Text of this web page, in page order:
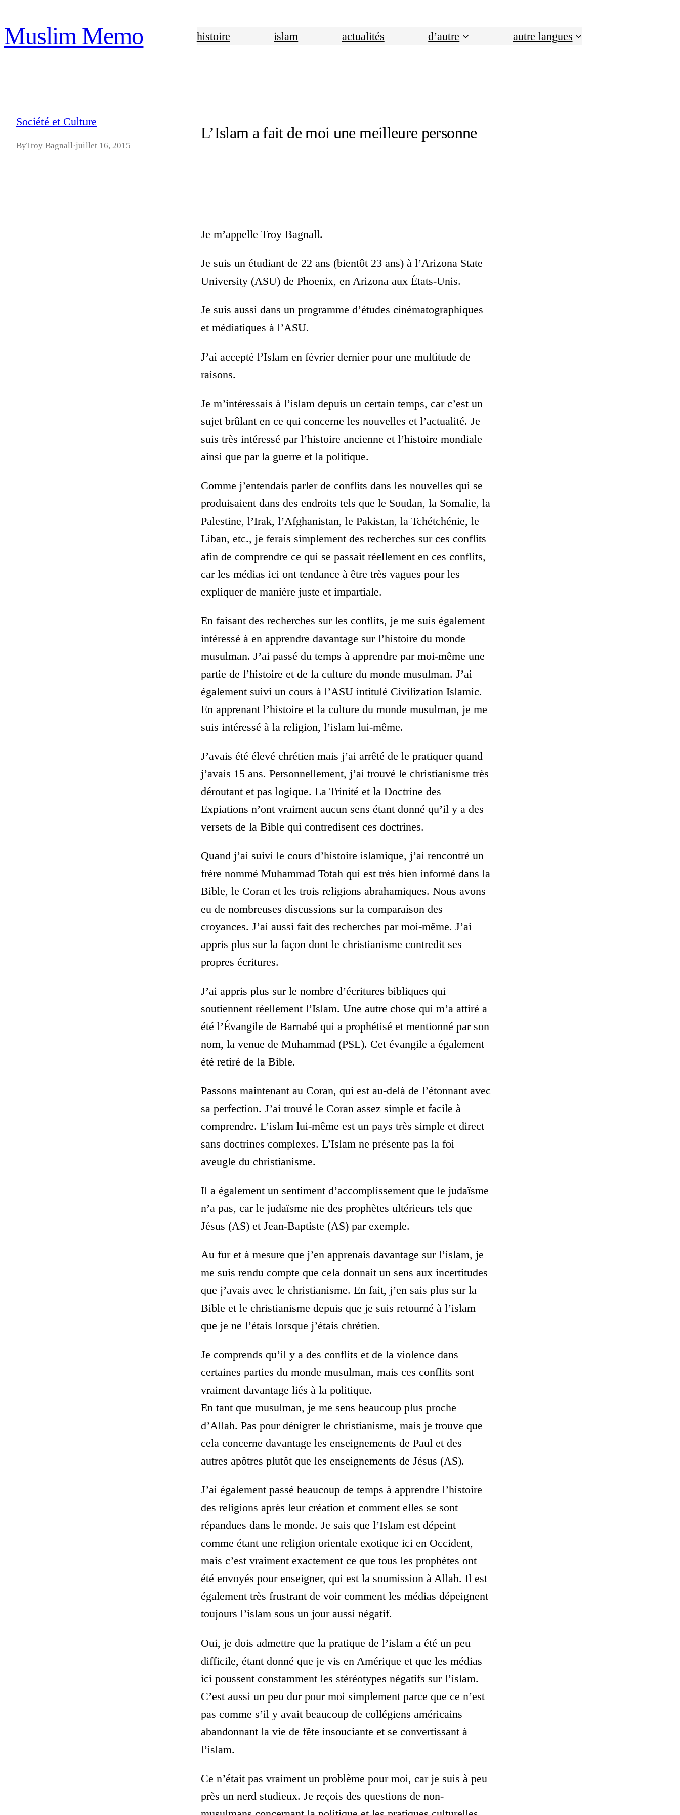
au
contenu
Muslim Memo histoire islam actualités d’autre autre langues
Société et Culture
ByTroy Bagnall·juillet 16, 2015
L’Islam a fait de moi une meilleure personne
Je m’appelle Troy Bagnall.
Je suis un étudiant de 22 ans (bientôt 23 ans) à l’Arizona State
University (ASU) de Phoenix, en Arizona aux États-Unis.
Je suis aussi dans un programme d’études cinématographiques
et médiatiques à l’ASU.
J’ai accepté l’Islam en février dernier pour une multitude de
raisons.
Je m’intéressais à l’islam depuis un certain temps, car c’est un
sujet brûlant en ce qui concerne les nouvelles et l’actualité. Je
suis très intéressé par l’histoire ancienne et l’histoire mondiale
ainsi que par la guerre et la politique.
Comme j’entendais parler de conflits dans les nouvelles qui se
produisaient dans des endroits tels que le Soudan, la Somalie, la
Palestine, l’Irak, l’Afghanistan, le Pakistan, la Tchétchénie, le
Liban, etc., je ferais simplement des recherches sur ces conflits
afin de comprendre ce qui se passait réellement en ces conflits,
car les médias ici ont tendance à être très vagues pour les
expliquer de manière juste et impartiale.
En faisant des recherches sur les conflits, je me suis également
intéressé à en apprendre davantage sur l’histoire du monde
musulman. J’ai passé du temps à apprendre par moi-même une
partie de l’histoire et de la culture du monde musulman. J’ai
également suivi un cours à l’ASU intitulé Civilization Islamic.
En apprenant l’histoire et la culture du monde musulman, je me
suis intéressé à la religion, l’islam lui-même.
J’avais été élevé chrétien mais j’ai arrêté de le pratiquer quand
j’avais 15 ans. Personnellement, j’ai trouvé le christianisme très
déroutant et pas logique. La Trinité et la Doctrine des
Expiations n’ont vraiment aucun sens étant donné qu’il y a des
versets de la Bible qui contredisent ces doctrines.
Quand j’ai suivi le cours d’histoire islamique, j’ai rencontré un
frère nommé Muhammad Totah qui est très bien informé dans la
Bible, le Coran et les trois religions abrahamiques. Nous avons
eu de nombreuses discussions sur la comparaison des
croyances. J’ai aussi fait des recherches par moi-même. J’ai
appris plus sur la façon dont le christianisme contredit ses
propres écritures.
J’ai appris plus sur le nombre d’écritures bibliques qui
soutiennent réellement l’Islam. Une autre chose qui m’a attiré a
été l’Évangile de Barnabé qui a prophétisé et mentionné par son
nom, la venue de Muhammad (PSL). Cet évangile a également
été retiré de la Bible.
Passons maintenant au Coran, qui est au-delà de l’étonnant avec
sa perfection. J’ai trouvé le Coran assez simple et facile à
comprendre. L’islam lui-même est un pays très simple et direct
sans doctrines complexes. L’Islam ne présente pas la foi
aveugle du christianisme.
Il a également un sentiment d’accomplissement que le judaïsme
n’a pas, car le judaïsme nie des prophètes ultérieurs tels que
Jésus (AS) et Jean-Baptiste (AS) par exemple.
Au fur et à mesure que j’en apprenais davantage sur l’islam, je
me suis rendu compte que cela donnait un sens aux incertitudes
que j’avais avec le christianisme. En fait, j’en sais plus sur la
Bible et le christianisme depuis que je suis retourné à l’islam
que je ne l’étais lorsque j’étais chrétien.
Je comprends qu’il y a des conflits et de la violence dans
certaines parties du monde musulman, mais ces conflits sont
vraiment davantage liés à la politique.
En tant que musulman, je me sens beaucoup plus proche
d’Allah. Pas pour dénigrer le christianisme, mais je trouve que
cela concerne davantage les enseignements de Paul et des
autres apôtres plutôt que les enseignements de Jésus (AS).
J’ai également passé beaucoup de temps à apprendre l’histoire
des religions après leur création et comment elles se sont
répandues dans le monde. Je sais que l’Islam est dépeint
comme étant une religion orientale exotique ici en Occident,
mais c’est vraiment exactement ce que tous les prophètes ont
été envoyés pour enseigner, qui est la soumission à Allah. Il est
également très frustrant de voir comment les médias dépeignent
toujours l’islam sous un jour aussi négatif.
Oui, je dois admettre que la pratique de l’islam a été un peu
difficile, étant donné que je vis en Amérique et que les médias
ici poussent constamment les stéréotypes négatifs sur l’islam.
C’est aussi un peu dur pour moi simplement parce que ce n’est
pas comme s’il y avait beaucoup de collégiens américains
abandonnant la vie de fête insouciante et se convertissant à
l’islam.
Ce n’était pas vraiment un problème pour moi, car je suis à peu
près un nerd studieux. Je reçois des questions de non-